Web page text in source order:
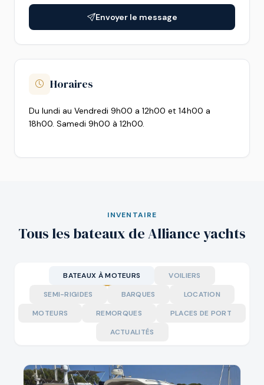
Envoyer le message
Horaires
Du lundi au Vendredi 9h00 a 12h00 et 14h00 a
18h00. Samedi 9h00 à 12h00.
INVENTAIRE
Tous les bateaux de Alliance yachts
BATEAUX À MOTEURS
VOILIERS
SEMI-RIGIDES
BARQUES
LOCATION
MOTEURS
REMORQUES
PLACES DE PORT
ACTUALITÉS